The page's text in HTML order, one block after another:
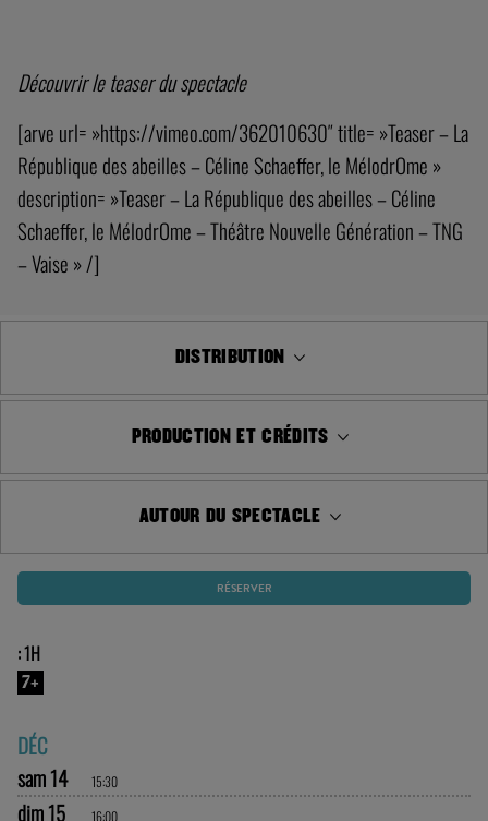
Découvrir le teaser du spectacle
[arve url= »https://vimeo.com/362010630″ title= »Teaser – La
République des abeilles – Céline Schaeffer, le MélodrOme »
description= »Teaser – La République des abeilles – Céline
Schaeffer, le MélodrOme – Théâtre Nouvelle Génération – TNG
– Vaise » /]
DISTRIBUTION
PRODUCTION ET CRÉDITS
AUTOUR DU SPECTACLE
RÉSERVER
: 1H
7+
DÉC
sam 14
15:30
dim 15 16:00